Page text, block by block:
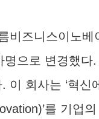
비즈니스이노베
명으로 변경했다
이 회사는 ‘혁신
를 기업